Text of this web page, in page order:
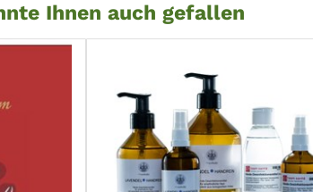
Ihnen auch gefallen